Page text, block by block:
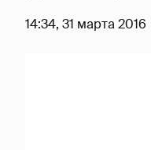
14:34, 31 марта 2016